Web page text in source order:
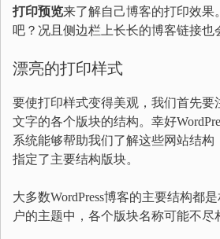
打印预览来了解自己博客的打印效果
吧？况且侧边栏上长长的博客链接也
漂亮的打印样式
要使打印样式变得美观，我们首先要
文字的各个版块的结构。幸好
系统能够帮助我们了解这些网站结构
指定了主要结构版块。
大多数WordPress博客的主要结构都
户的主题中，各个版块名称可能不尽